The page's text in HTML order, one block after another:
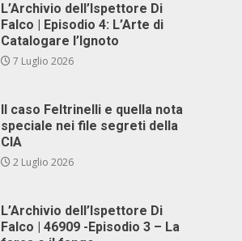
L’Archivio dell’Ispettore Di
Falco | Episodio 4: L’Arte di
Catalogare l’Ignoto
7 Luglio 2026
Il caso Feltrinelli e quella nota
speciale nei file segreti della
CIA
2 Luglio 2026
L’Archivio dell’Ispettore Di
Falco | 46909 -Episodio 3 – La